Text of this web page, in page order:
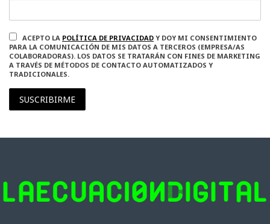
ACEPTO LA POLÍTICA DE PRIVACIDAD Y DOY MI CONSENTIMIENTO
PARA LA COMUNICACIÓN DE MIS DATOS A TERCEROS (EMPRESA/AS
COLABORADORAS). LOS DATOS SE TRATARÁN CON FINES DE MARKETING
A TRAVÉS DE MÉTODOS DE CONTACTO AUTOMATIZADOS Y
TRADICIONALES.
SUSCRIBIRME